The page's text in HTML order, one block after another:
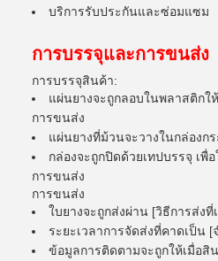
บริการรับประกันและซ่อมแซม
การบรรจุและการขนส่ง
การบรรจุสินค้า:
แผ่นยางจะถูกลอบในพลาสติกใ
การขนส่ง
แผ่นยางที่ม้วนจะวางในกล่องก
กล่องจะถูกปิดด้วยเทปบรรจุ เพื่
การขนส่ง
การขนส่ง
ใบยางจะถูกส่งผ่าน [วิธีการส่งที่
ระยะเวลาการจัดส่งที่คาดเป็น
ข้อมูลการติดตามจะถูกให้เมื่อสิ